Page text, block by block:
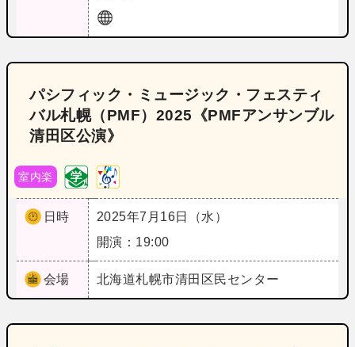
パシフィック・ミュージック・フェスティ
バル札幌（PMF）2025《PMFアンサンブル
清田区公演》
室内楽
日時
2025年7月16日（水）
開演：19:00
会場 北海道札幌市清田区民センター